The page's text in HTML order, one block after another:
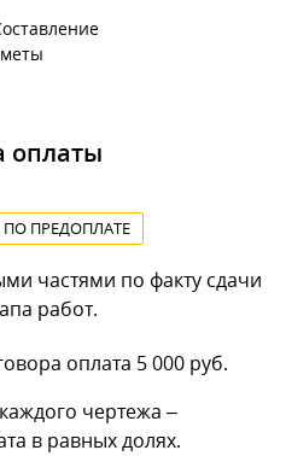
оплаты
ПО ПРЕДОПЛАТЕ
частями по факту сдачи
работ.
оплата 5 000 руб.
чертежа –
в равных долях.